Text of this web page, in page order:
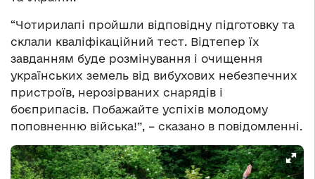
“Чотирилапі пройшли відповідну підготовку та
склали кваліфікаційний тест. Відтепер їх
завданням буде розмінування і очищення
українських земель від вибухових небезпечних
пристроїв, нерозірваних снарядів і
боєприпасів. Побажайте успіхів молодому
поповненню війська!”, – сказано в повідомленні.